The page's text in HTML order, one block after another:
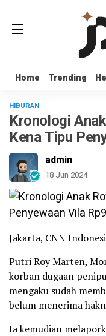
Home Trending
Home Trending
HIBURAN
Kronologi
Kena Tipu
admin
18 Jun 2024
Jakarta, CNN
Putri Roy Marten,
korban dugaan
mengaku sudah
belum menerima
Ia kemudian